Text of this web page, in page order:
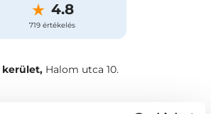
4.8
719 értékelés
kerület, Halom utca 10.